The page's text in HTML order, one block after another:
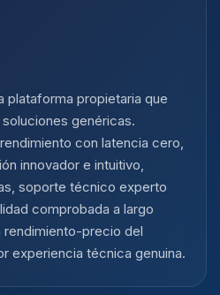
plataforma propietaria que
genéricas.
con latencia cero,
innovador e intuitivo,
soporte técnico experto
comprobada a largo
rendimiento-precio del
experiencia técnica genuina.